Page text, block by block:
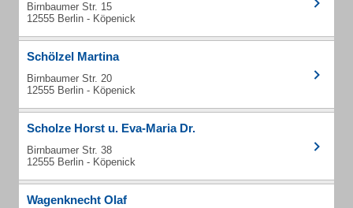
Birnbaumer Str. 15
12555 Berlin - Köpenick
Schölzel Martina
Birnbaumer Str. 20
12555 Berlin - Köpenick
Scholze Horst u. Eva-Maria Dr.
Birnbaumer Str. 38
12555 Berlin - Köpenick
Wagenknecht Olaf